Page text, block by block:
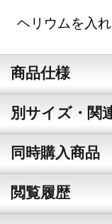
ヘリウムを入
商品仕様
別サイズ・関
同時購入商品
閲覧履歴